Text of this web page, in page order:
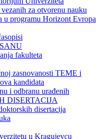
za otvorenu nauku
u programu Horizont Evropa
fakulteta
zasnovanosti TEME i
kandidata
i odbranu urađenih
DISERTACIJA
disertacija
u Kragujevcu